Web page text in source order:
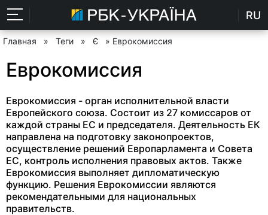
RU
Главная » Теги » Є » Еврокомиссия
Еврокомиссия
Еврокомиссия - орган исполнительной власти
Европейского союза. Состоит из 27 комиссаров от
каждой страны ЕС и председателя. Деятельность ЕК
направлена на подготовку законопроектов,
осуществление решений Европарламента и Совета
ЕС, контроль исполнения правовых актов. Также
Еврокомиссия выполняет дипломатическую
функцию. Решения Еврокомиссии являются
рекомендательными для национальных
правительств.